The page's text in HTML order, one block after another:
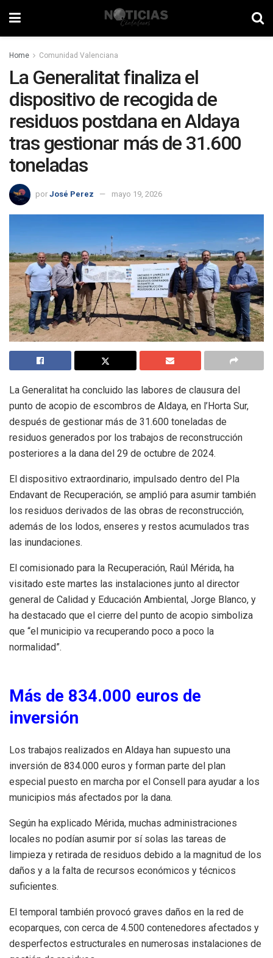
Home Comunidad Valenciana
La Generalitat finaliza el
dispositivo de recogida de
residuos postdana en Aldaya
tras gestionar más de 31.600
toneladas
por José Perez mayo 19, 2026
La Generalitat ha concluido las labores de clausura del
punto de acopio de escombros de Aldaya, en l’Horta Sur,
después de gestionar más de 31.600 toneladas de
residuos generados por los trabajos de reconstrucción
posteriores a la dana del 29 de octubre de 2024.
El dispositivo extraordinario, impulsado dentro del Pla
Endavant de Recuperación, se amplió para asumir también
los residuos derivados de las obras de reconstrucción,
además de los lodos, enseres y restos acumulados tras
las inundaciones.
El comisionado para la Recuperación, Raúl Mérida, ha
visitado este martes las instalaciones junto al director
general de Calidad y Educación Ambiental, Jorge Blanco, y
ha destacado que el cierre del punto de acopio simboliza
que “el municipio va recuperando poco a poco la
normalidad”.
Más de 834.000 euros de
inversión
Los trabajos realizados en Aldaya han supuesto una
inversión de 834.000 euros y forman parte del plan
especial puesto en marcha por el Consell para ayudar a los
municipios más afectados por la dana.
Según ha explicado Mérida, muchas administraciones
locales no podían asumir por sí solas las tareas de
limpieza y retirada de residuos debido a la magnitud de los
daños y a la falta de recursos económicos y técnicos
suficientes.
El temporal también provocó graves daños en la red de
ecoparques, con cerca de 4.500 contenedores afectados y
desperfectos estructurales en numerosas instalaciones de